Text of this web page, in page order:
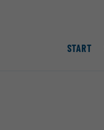
START